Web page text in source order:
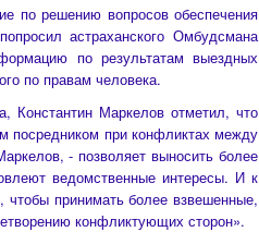
по решению вопросов обеспечения
астраханского Омбудсмана
по результатам выездных
по правам человека.
Константин Маркелов отметил, что
посредником при конфликтах между
- позволяет выносить более
ведомственные интересы. И к
принимать более взвешенные,
конфликтующих сторон».